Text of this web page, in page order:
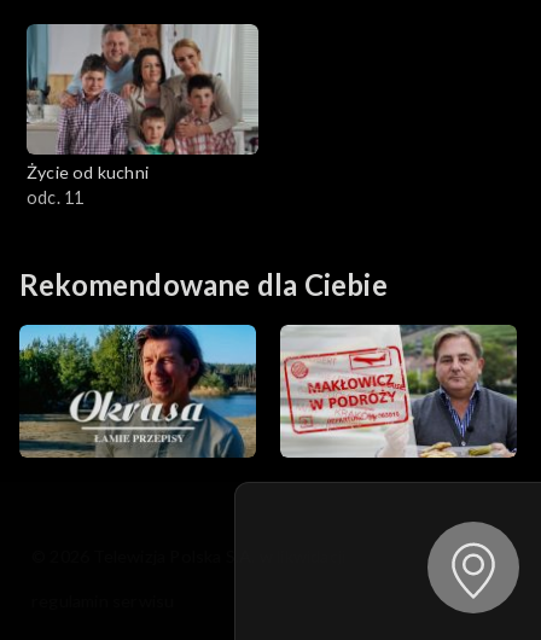
Życie od kuchni
odc. 11
Rekomendowane dla Ciebie